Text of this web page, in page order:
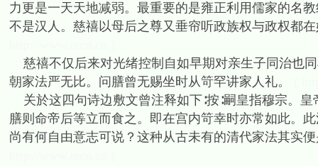
力更是一天天地减弱。最重要的是雍正利用儒家的名
不是汉人。慈禧以母后之尊又垂帘听政族权与政权都
慈禧不仅后来对光绪控制自如早期对亲生子同治也
朝家法严无比。问膳曾无赐坐时从笴罕讲家人礼。
关於这四句诗边敷文曾注释如下∶按∶嗣皇指穆宗。
膳则命帝后等立而食之。即在宫内笴幸时亦常如此。
尚有何自由意志可说？这种从古未有的清代家法其实